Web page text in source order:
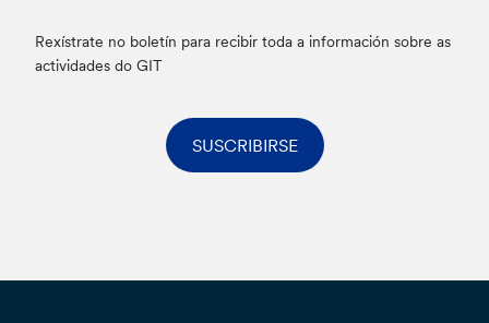
Rexístrate no boletín para recibir toda a información sobre as
actividades do GIT
SUSCRIBIRSE